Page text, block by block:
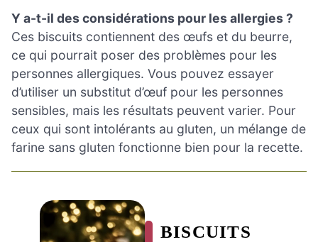
Y a-t-il des considérations pour les allergies ?
Ces biscuits contiennent des œufs et du beurre,
ce qui pourrait poser des problèmes pour les
personnes allergiques. Vous pouvez essayer
d’utiliser un substitut d’œuf pour les personnes
sensibles, mais les résultats peuvent varier. Pour
ceux qui sont intolérants au gluten, un mélange de
farine sans gluten fonctionne bien pour la recette.
BISCUITS